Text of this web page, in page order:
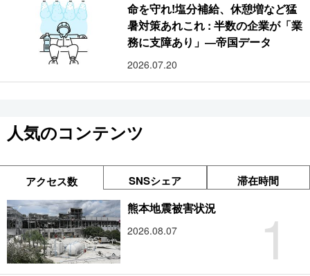
命を守れ!塩分補給、休憩増など猛
暑対策あれこれ : 半数の企業が「業
務に支障あり」―帝国データ
2026.07.20
人気のコンテンツ
アクセス数 SNSシェア 滞在時間
1
熊本地震被害状況
2026.08.07